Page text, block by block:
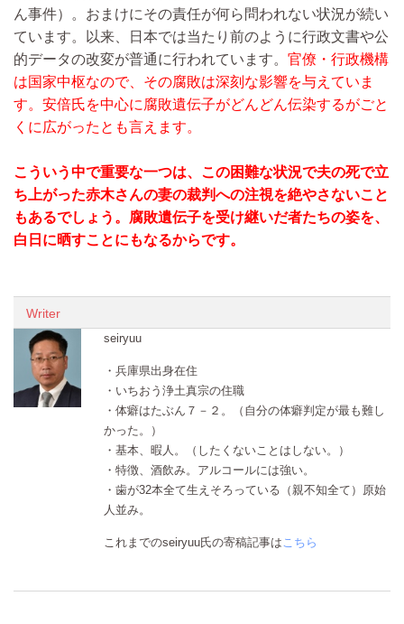
ん事件）。おまけにその責任が何ら問われない状況が続い
ています。以来、日本では当たり前のように行政文書や公
的データの改変が普通に行われています。 官僚・行政機構
は国家中枢なので、その腐敗は深刻な影響を与えていま
す。安倍氏を中心に腐敗遺伝子がどんどん伝染するがごと
くに広がったとも言えます。
こういう中で重要な一つは、 この困難な状況で夫の死で立
ち上がった赤木さんの妻の裁判への注視を絶やさないこと
もあるでしょう。腐敗遺伝子を受け継いだ者たちの姿を、
白日に晒すことにもなるからです。
Writer
seiryuu
・兵庫県出身在住
・いちおう浄土真宗の住職
・体癖はたぶん７－２。（自分の体癖判定が最も難し
かった。）
・基本、暇人。（したくないことはしない。）
・特徴、酒飲み。アルコールには強い。
・歯が32本全て生えそろっている（親不知全て）原始
人並み。
これまでのseiryuu氏の寄稿記事は こちら